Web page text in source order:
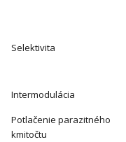
Selektivita
Intermodulácia
Potlačenie parazitného
kmitočtu